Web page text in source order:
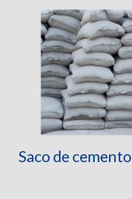
Saco de cemento